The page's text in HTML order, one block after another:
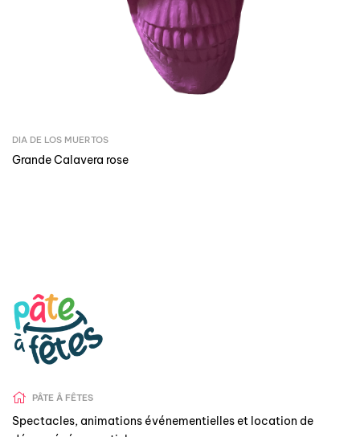
DIA DE LOS MUERTOS
Grande Calavera rose
PÂTE Â FÊTES
Spectacles, animations événementielles et location de